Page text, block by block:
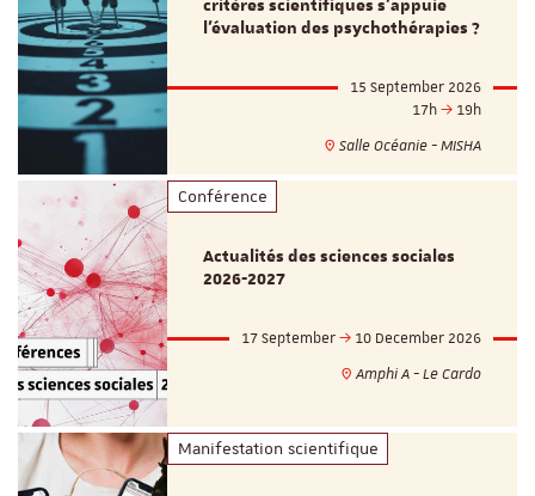
critères scientifiques s'appuie
l'évaluation des psychothérapies ?
15 September 2026
17h
19h
Salle Océanie - MISHA
Conférence
Actualités des sciences sociales
2026-2027
17 September
10 December 2026
Amphi A - Le Cardo
Manifestation scientifique